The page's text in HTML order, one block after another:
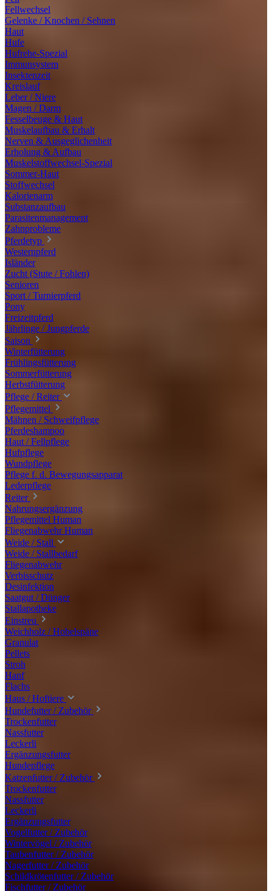
Fellwechsel
Gelenke / Knochen / Sehnen
Haut
Hufe
Hufrehe-Spezial
Immunsystem
Insektenzeit
Kreislauf
Leber / Niere
Magen / Darm
Fesselbeuge & Haut
Muskelaufbau & Erhalt
Nerven & Ausgeglichenheit
Erholung & Aufbau
Muskelstoffwechsel-Spezial
Sommer-Haut
Stoffwechsel
Kalorienarm
Substanzaufbau
Parasitenmanagement
Zahnprobleme
Pferdetyp
Westernpferd
Isländer
Zucht (Stute / Fohlen)
Senioren
Sport / Turnierpferd
Pony
Freizeitpferd
Jährlinge / Jungpferde
Saison
Winterfütterung
Frühlingsfütterung
Sommerfütterung
Herbstfütterung
Pflege / Reiter
Pflegemittel
Mähnen / Schweifpflege
Pferdeshampoo
Haut / Fellpflege
Hufpflege
Wundpflege
Pflege f. d. Bewegungsapparat
Lederpflege
Reiter
Nahrungsergänzung
Pflegemittel Human
Fliegenabwehr Human
Weide / Stall
Weide / Stallbedarf
Fliegenabwehr
Verbisschutz
Desinfektion
Saatgut / Dünger
Stallapotheke
Einstreu
Weichholz / Hobelspäne
Granulat
Pellets
Stroh
Hanf
Flachs
Haus / Hoftiere
Hundefutter / Zubehör
Trockenfutter
Nassfutter
Leckerli
Ergänzungsfutter
Hundepflege
Katzenfutter / Zubehör
Trockenfutter
Nassfutter
Leckerli
Ergänzungsfutter
Vogelfutter / Zubehör
Wintervögel / Zubehör
Taubenfutter / Zubehör
Nagerfutter / Zubehör
Schildkrötenfutter / Zubehör
Fischfutter / Zubehör